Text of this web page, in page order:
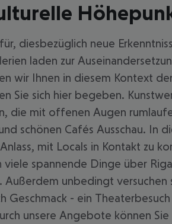
diesbezüglich neue
laden zur
wir Ihnen in diesem Kontext
Sie sich hier begeben.
die mit offenen Augen
schönen Cafés Ausschau.
mit Locals in Kontakt zu
viele spannende Dinge über
unbedingt
Geschmack - ein
unsere Angebote können